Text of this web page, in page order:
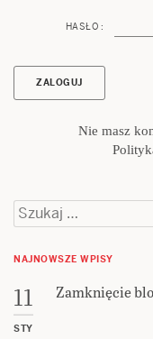
HASŁO :
Nie masz
Szukaj:
NAJNOWSZE WPISY
11
STY
Zamknięcie